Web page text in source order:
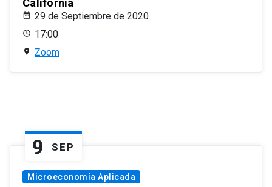
California
29 de Septiembre de 2020
17:00
Zoom
9 SEP
Microeconomía Aplicada